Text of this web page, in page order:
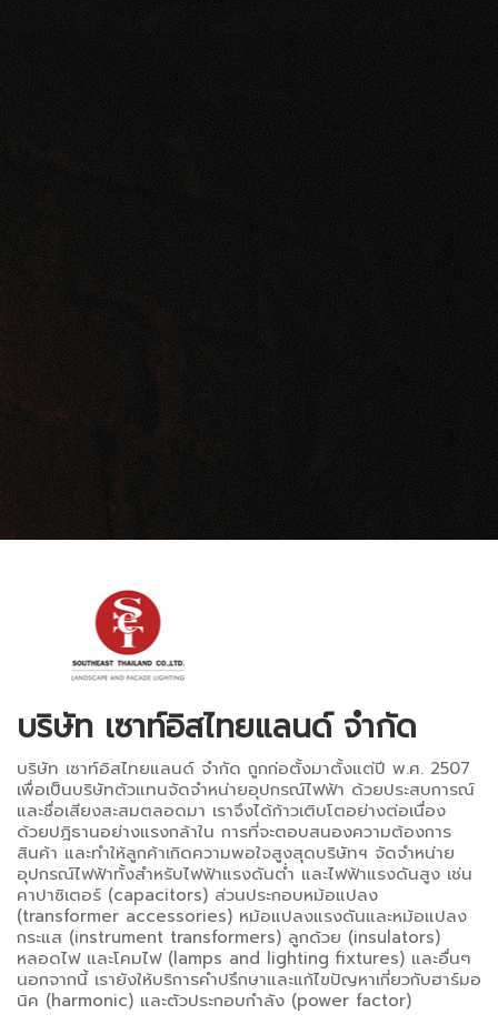
บริษัท เซาท์อิสไทยแลนด์ จำกัด
บริษัท เซาท์อิสไทยแลนด์ จำกัด ถูกก่อตั้งมาตั้งแต่ปี พ.ศ. 2507
เพื่อเป็นบริษัทตัวแทนจัดจำหน่ายอุปกรณ์ไฟฟ้า ด้วยประสบการณ์
และชื่อเสียงสะสมตลอดมา เราจึงได้ก้าวเติบโตอย่างต่อเนื่อง
ด้วยปฎิธานอย่างแรงกล้าใน การที่จะตอบสนองความต้องการ
สินค้า และทำให้ลูกค้าเกิดความพอใจสูงสุดบริษัทฯ จัดจำหน่าย
อุปกรณ์ไฟฟ้าทั้งสำหรับไฟฟ้าแรงดันต่ำ และไฟฟ้าแรงดันสูง เช่น
คาปาซิเตอร์ (capacitors) ส่วนประกอบหม้อแปลง
(transformer accessories) หม้อแปลงแรงดันและหม้อแปลง
กระแส (instrument transformers) ลูกด้วย (insulators)
หลอดไฟ และโคมไฟ (lamps and lighting fixtures) และอื่นๆ
นอกจากนี้ เรายังให้บริการคำปรึกษาและแก้ไขปัญหาเกี่ยวกับฮาร์มอ
นิค (harmonic) และตัวประกอบกำลัง (power factor)